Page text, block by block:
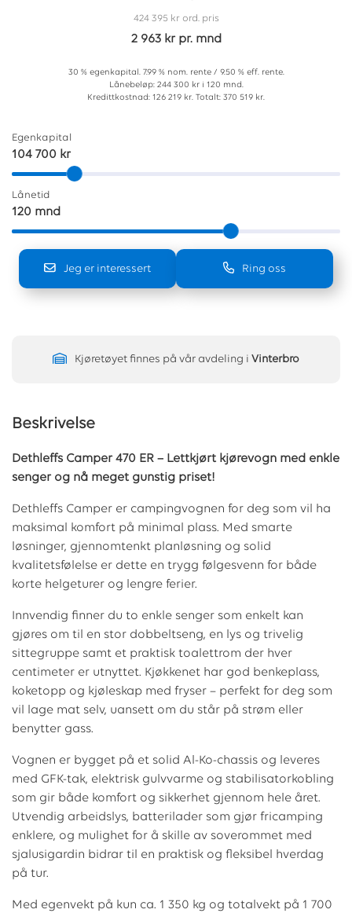
424 395 kr ord. pris
2 963 kr pr. mnd
30 % egenkapital. 7.99 % nom. rente / 9.50 % eff. rente.
Lånebeløp: 244 300 kr i 120 mnd.
Kredittkostnad: 126 219 kr. Totalt: 370 519 kr.
Egenkapital
104 700 kr
Lånetid
120 mnd
Jeg er interessert Ring oss
Kjøretøyet finnes på vår avdeling i Vinterbro
Beskrivelse
Dethleffs Camper 470 ER – Lettkjørt kjørevogn med enkle
senger og nå meget gunstig priset!
Dethleffs Camper er campingvognen for deg som vil ha
maksimal komfort på minimal plass. Med smarte
løsninger, gjennomtenkt planløsning og solid
kvalitetsfølelse er dette en trygg følgesvenn for både
korte helgeturer og lengre ferier.
Innvendig finner du to enkle senger som enkelt kan
gjøres om til en stor dobbeltseng, en lys og trivelig
sittegruppe samt et praktisk toalettrom der hver
centimeter er utnyttet. Kjøkkenet har god benkeplass,
koketopp og kjøleskap med fryser – perfekt for deg som
vil lage mat selv, uansett om du står på strøm eller
benytter gass.
Vognen er bygget på et solid Al-Ko-chassis og leveres
med GFK-tak, elektrisk gulvvarme og stabilisatorkobling
som gir både komfort og sikkerhet gjennom hele året.
Utvendig arbeidslys, batterilader som gjør fricamping
enklere, og mulighet for å skille av soverommet med
sjalusigardin bidrar til en praktisk og fleksibel hverdag
på tur.
Med egenvekt på kun ca. 1 350 kg og totalvekt på 1 700